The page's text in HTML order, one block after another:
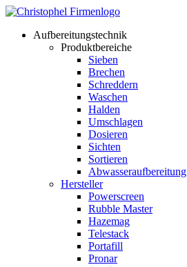
Aufbereitungstechnik
Produktbereiche
Sieben
Brechen
Schreddern
Waschen
Halden
Umschlagen
Dosieren
Sichten
Sortieren
Abwasseraufbereitung
Hersteller
Powerscreen
Rubble Master
Hazemag
Telestack
Portafill
Pronar